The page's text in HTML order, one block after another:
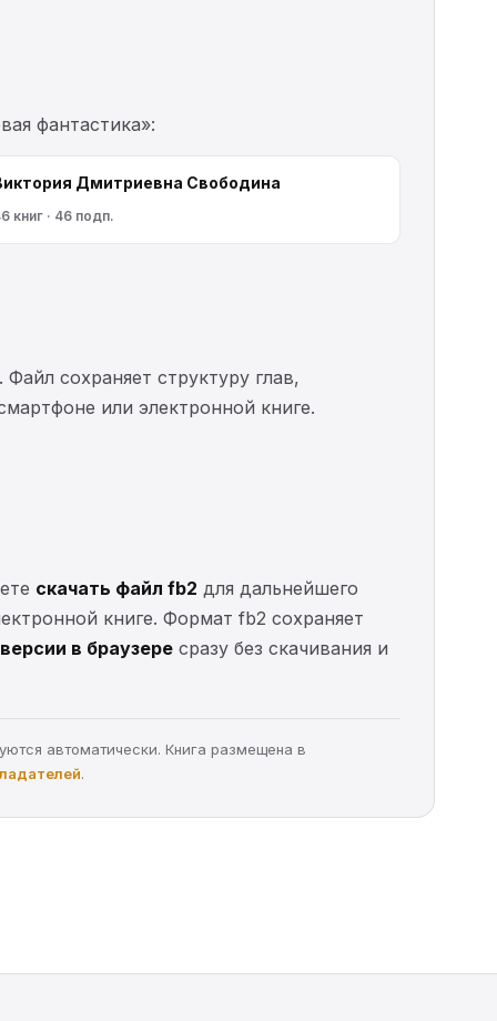
фантастика»:
Дмитриевна Свободина
книг · 46 подп.
сохраняет структуру глав,
или электронной книге.
скачать файл fb2 для дальнейшего
книге. Формат fb2 сохраняет
в браузере сразу без скачивания и
автоматически. Книга размещена в
.